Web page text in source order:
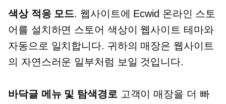
색상 적응 모드. 웹사이트에 Ecwid 온라인 스토
어를 설치하면 스토어 색상이 웹사이트 테마와
자동으로 일치합니다. 귀하의 매장은 웹사이트
의 자연스러운 일부처럼 보일 것입니다.
바닥글 메뉴 및 탐색경로고객이 매장을 더 빠